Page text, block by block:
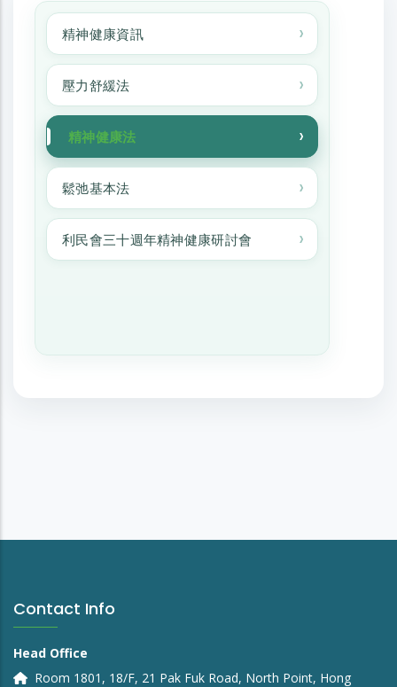
精神健康資訊
精神健康資訊
壓力舒緩法
精神健康法
鬆弛基本法
利民會三十週年精神健康研討會
Contact Info
Head Office
Room 1801, 18/F, 21 Pak Fuk Road, North Point, Hong